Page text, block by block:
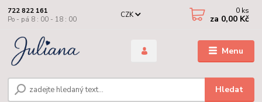
Menu
CZK
Hledat
722 822 161
Po - pá 8 : 00 - 18 : 00
0 ks
za 0,00 Kč